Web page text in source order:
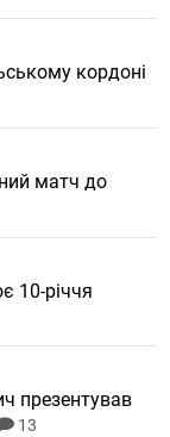
кордоні
матч до
10-річчя
презентував
13